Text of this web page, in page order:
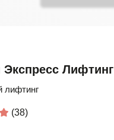
Лифтинг
лифтинг
(38)